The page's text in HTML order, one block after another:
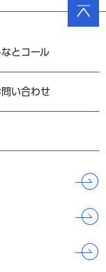
なとコール
問い合わせ
ページ
の先頭